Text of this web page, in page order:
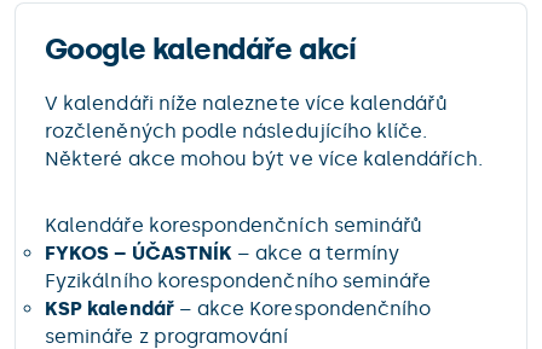
Google kalendáře akcí
V kalendáři níže naleznete více kalendářů
rozčleněných podle následujícího klíče.
Některé akce mohou být ve více kalendářích.
Kalendáře korespondenčních seminářů
FYKOS – ÚČASTNÍK – akce a termíny
Fyzikálního korespondenčního semináře
KSP kalendář– akce Korespondenčního
semináře z programování